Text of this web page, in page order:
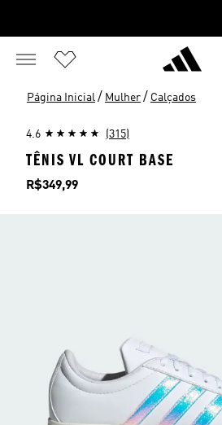
Página Inicial / Mulher / Calçados
4.6 (315)
TÊNIS VL COURT BASE
Preço
R$349,99